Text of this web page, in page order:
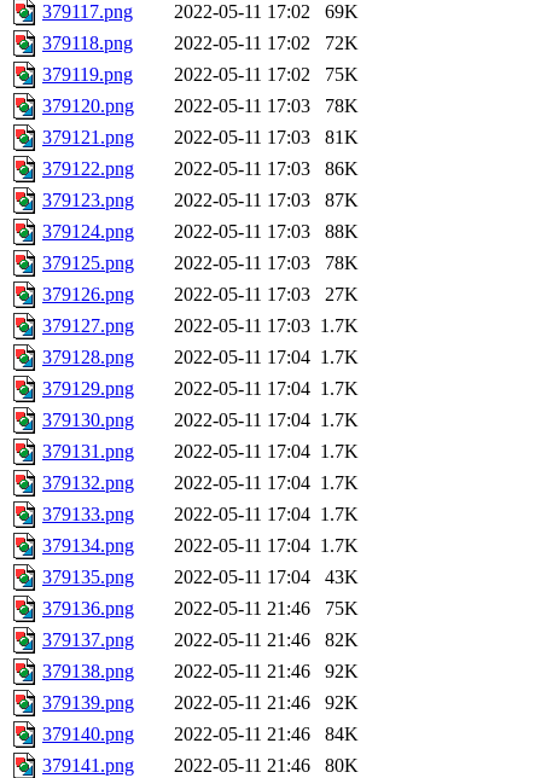
379117.png
2022-05-11 17:02
69K
379118.png
2022-05-11 17:02
72K
379119.png
2022-05-11 17:02
75K
379120.png
2022-05-11 17:03
78K
379121.png
2022-05-11 17:03
81K
379122.png
2022-05-11 17:03
86K
379123.png
2022-05-11 17:03
87K
379124.png
2022-05-11 17:03
88K
379125.png
2022-05-11 17:03
78K
379126.png
2022-05-11 17:03
27K
379127.png
2022-05-11 17:03 1.7K
379128.png
2022-05-11 17:04 1.7K
379129.png
2022-05-11 17:04 1.7K
379130.png
2022-05-11 17:04 1.7K
379131.png
2022-05-11 17:04 1.7K
379132.png
2022-05-11 17:04 1.7K
379133.png
2022-05-11 17:04 1.7K
379134.png
2022-05-11 17:04 1.7K
379135.png
2022-05-11 17:04
43K
379136.png
2022-05-11 21:46
75K
379137.png
2022-05-11 21:46
82K
379138.png
2022-05-11 21:46
92K
379139.png
2022-05-11 21:46
92K
379140.png
2022-05-11 21:46
84K
379141.png
2022-05-11 21:46
80K